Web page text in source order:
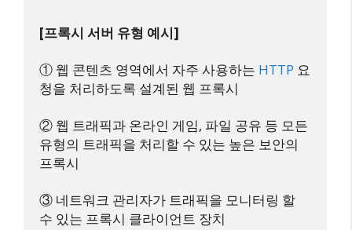
[프록시 서버 유형 예시]
① 웹 콘텐츠 영역에서 자주 사용하는 HTTP 요
청을 처리하도록 설계된 웹 프록시
② 웹 트래픽과 온라인 게임, 파일 공유 등 모든
유형의 트래픽을 처리할 수 있는 높은 보안의
프록시
③ 네트워크 관리자가 트래픽을 모니터링 할
수 있는 프록시 클라이언트 장치